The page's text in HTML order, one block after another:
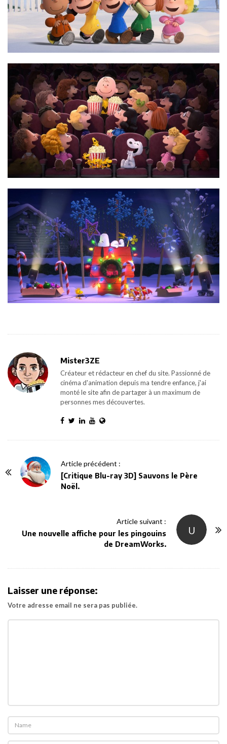
Mister3ZE
Créateur et rédacteur en chef du site. Passionné de
cinéma d'animation depuis ma tendre enfance, j'ai
monté le site afin de partager à un maximum de
personnes mes découvertes.
Article précédent :
[Critique Blu-ray 3D] Sauvons le Père
Noël.
U
Article suivant :
Une nouvelle affiche pour les pingouins
de DreamWorks.
Laisser une réponse:
Votre adresse email ne sera pas publiée.